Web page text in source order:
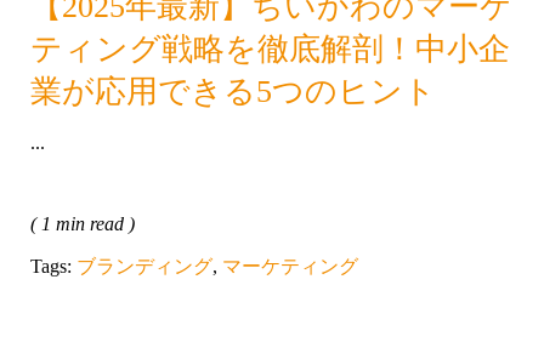
ティング戦略を徹底解剖！中小企
業が応用できる5つのヒント
...
( 1 min read )
Tags: ブランディング, マーケティング